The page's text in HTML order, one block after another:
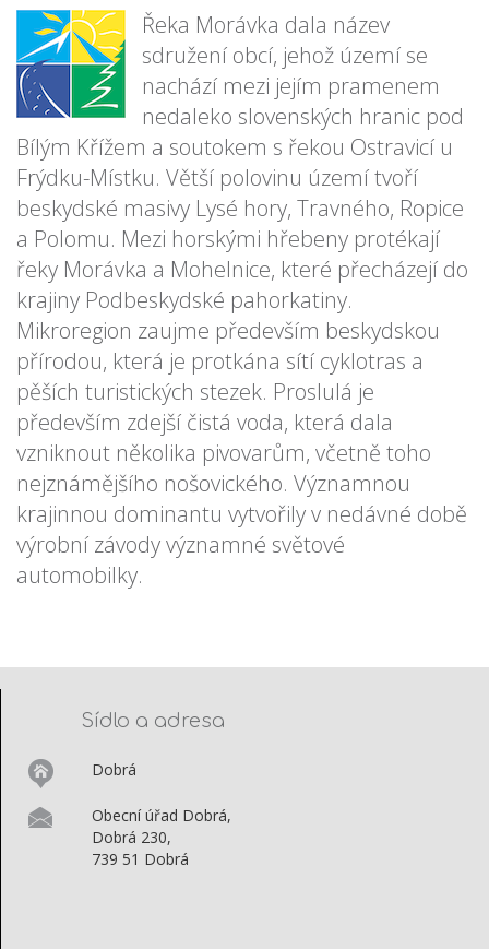
Řeka Morávka dala název
sdružení obcí, jehož území se
nachází mezi jejím pramenem
nedaleko slovenských hranic pod
Bílým Křížem a soutokem s řekou Ostravicí u
Frýdku-Místku. Větší polovinu území tvoří
beskydské masivy Lysé hory, Travného, Ropice
a Polomu. Mezi horskými hřebeny protékají
řeky Morávka a Mohelnice, které přecházejí do
krajiny Podbeskydské pahorkatiny.
Mikroregion zaujme především beskydskou
přírodou, která je protkána sítí cyklotras a
pěších turistických stezek. Proslulá je
především zdejší čistá voda, která dala
vzniknout několika pivovarům, včetně toho
nejznámějšího nošovického. Významnou
krajinnou dominantu vytvořily v nedávné době
výrobní závody významné světové
automobilky.
Sídlo a adresa
Dobrá
Obecní úřad Dobrá,
Dobrá 230,
739 51 Dobrá